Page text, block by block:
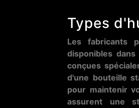
Types
Les fabricants
disponibles
conçues
d'une bouteille
pour maintenir
assurent une